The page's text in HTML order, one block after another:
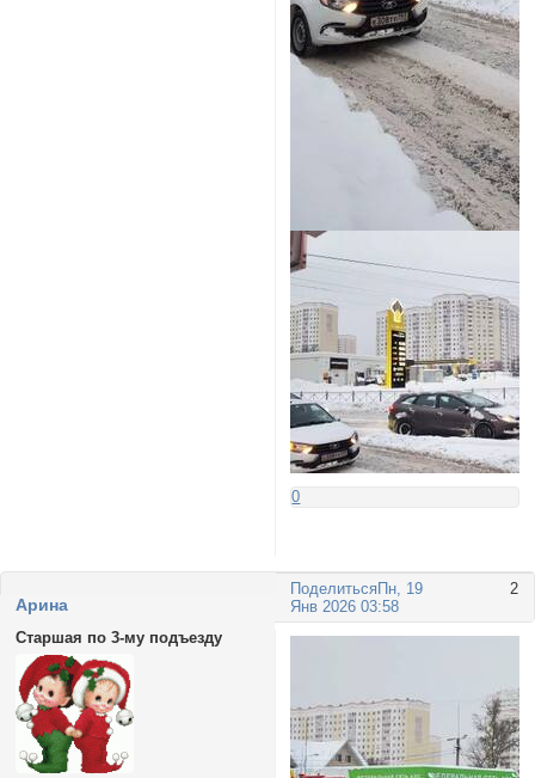
0
Поделиться 2
Пн, 19
Янв 2026 03:58
Арина
Старшая по 3-му подъезду